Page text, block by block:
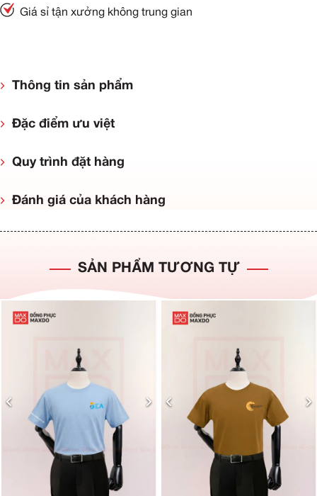
Giá sỉ tận xưởng không trung gian
Thông tin sản phẩm
Đặc điểm ưu việt
Quy trình đặt hàng
Đánh giá của khách hàng
SẢN PHẨM TƯƠNG TỰ